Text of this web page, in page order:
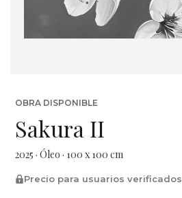
OBRA DISPONIBLE
Sakura II
2025 · Óleo · 100 x 100 cm
Precio para usuarios verificados